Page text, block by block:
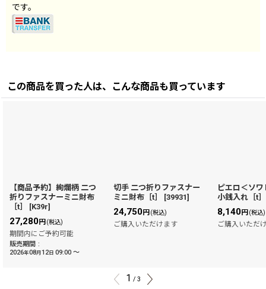
です。
この商品を買った人は、こんな商品も買っています
【商品予約】絢爛柄 二つ
折りファスナーミニ財布
［t］
[K39r]
27,280円 (税込)
期間内にご予約可能
販売期間 :
2026年08月 12 日 09:00 ～
切手 二つ折りファスナー
ミニ財布［t］
[39931]
24,750円 (税込)
ご購入いただけます
ピエロ＜ソ
小銭入れ［t］
8,140円 (税込)
ご購入いただ
1 / 3